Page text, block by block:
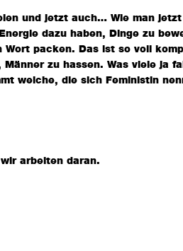
und jetzt auch… Wie man
dazu haben, Dinge zu
packen. Das ist so voll
zu hassen. Was viele ja
welche, die sich Feministin
arbeiten daran.